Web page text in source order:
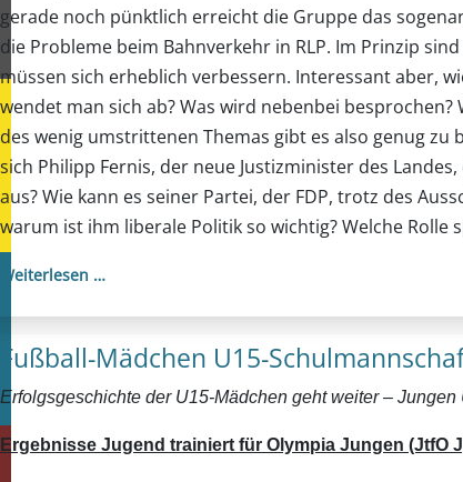
gerade noch pünktlich erreicht die Gruppe das
die Probleme beim Bahnverkehr in RLP. Im Prinzip
müssen sich erheblich verbessern. Interessant aber,
wendet man sich ab? Was wird nebenbei
des wenig umstrittenen Themas gibt es also genug
sich Philipp Fernis, der neue Justizminister des
aus? Wie kann es seiner Partei, der FDP, trotz des
warum ist ihm liberale Politik so wichtig? Welche
Weiterlesen …
Fußball-Mädchen U15-
Erfolgsgeschichte der U15-Mädchen geht weiter –
Ergebnisse Jugend trainiert für Olympia Jungen (JtfO